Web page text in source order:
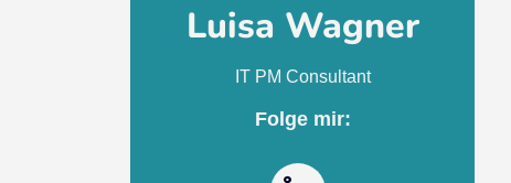
Luisa Wagner
IT PM Consultant
Folge mir: